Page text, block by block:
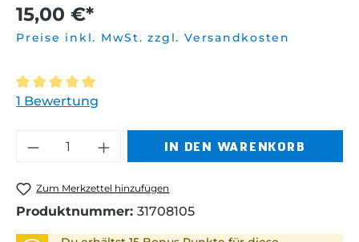
15,00 €*
Preise inkl. MwSt. zzgl. Versandkosten
Durchschnittliche Bewertung von 5 von 5 Sternen
1 Bewertung
Produkt Anzahl: Gib den
IN DEN WARENKORB
Zum Merkzettel hinzufügen
Produktnummer: 31708105